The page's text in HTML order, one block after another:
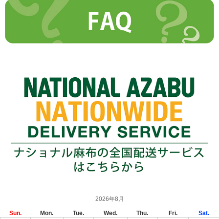
2026年8月
Sun. Mon. Tue. Wed. Thu. Fri. Sat.